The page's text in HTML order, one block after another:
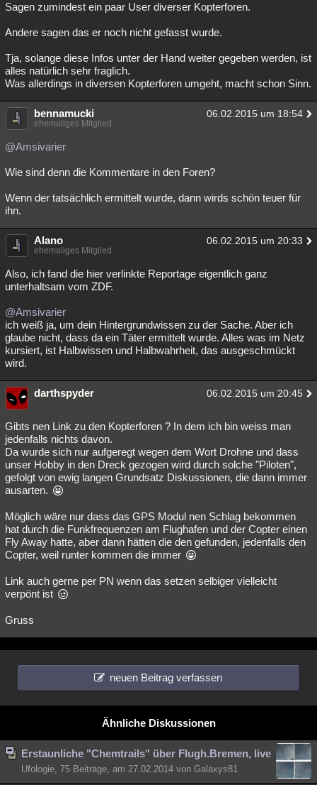
Sagen zumindest ein paar User diverser Kopterforen.
Andere sagen das er noch nicht gefasst wurde.
Tja, solange diese Infos unter der Hand weiter gegeben werden, ist
alles natürlich sehr fraglich.
Was allerdings in diversen Kopterforen umgeht, macht schon Sinn.
bennamucki 06.02.2015 um 18:54
ehemaliges Mitglied
@Amsivarier
Wie sind denn die Kommentare in den Foren?
Wenn der tatsächlich ermittelt wurde, dann wirds schön teuer für
ihn.
Alano 06.02.2015 um 20:33
ehemaliges Mitglied
Also, ich fand die hier verlinkte Reportage eigentlich ganz
unterhaltsam vom ZDF.
@Amsivarier
ich weiß ja, um dein Hintergrundwissen zu der Sache. Aber ich
glaube nicht, dass da ein Täter ermittelt wurde. Alles was im Netz
kursiert, ist Halbwissen und Halbwahrheit, das ausgeschmückt
wird.
darthspyder 06.02.2015 um 20:45
Gibts nen Link zu den Kopterforen ? In dem ich bin weiss man
jedenfalls nichts davon.
Da wurde sich nur aufgeregt wegen dem Wort Drohne und dass
unser Hobby in den Dreck gezogen wird durch solche "Piloten",
gefolgt von ewig langen Grundsatz Diskussionen, die dann immer
ausarten.
Möglich wäre nur dass das GPS Modul nen Schlag bekommen
hat durch die Funkfrequenzen am Flughafen und der Copter einen
Fly Away hatte, aber dann hätten die den gefunden, jedenfalls den
Copter, weil runter kommen die immer
Link auch gerne per PN wenn das setzen selbiger vielleicht
verpönt ist
Gruss
neuen Beitrag verfassen
Ähnliche Diskussionen
Erstaunliche "Chemtrails" über Flugh.Bremen, live
Ufologie, 75 Beiträge, am 27.02.2014 von Galaxys81